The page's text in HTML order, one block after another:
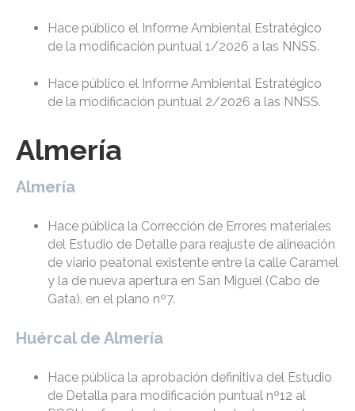
Hace público el Informe Ambiental Estratégico
de la modificación puntual 1/2026 a las NNSS.
Hace público el Informe Ambiental Estratégico
de la modificación puntual 2/2026 a las NNSS.
Almería
Almería
Hace pública la Corrección de Errores materiales
del Estudio de Detalle para reajuste de alineación
de viario peatonal existente entre la calle Caramel
y la de nueva apertura en San Miguel (Cabo de
Gata), en el plano nº7.
Huércal de Almería
Hace pública la aprobación definitiva del Estudio
de Detalla para modificación puntual nº12 al